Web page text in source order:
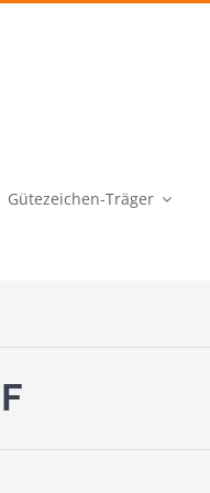
Gütezeichen-Träger